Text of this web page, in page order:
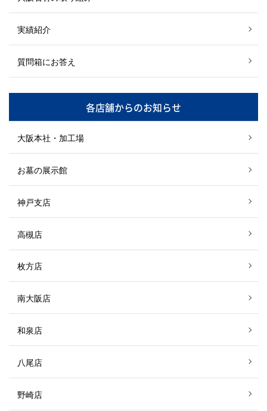
実績紹介
質問箱にお答え
各店舗からのお知らせ
大阪本社・加工場
お墓の展示館
神戸支店
高槻店
枚方店
南大阪店
和泉店
八尾店
野崎店